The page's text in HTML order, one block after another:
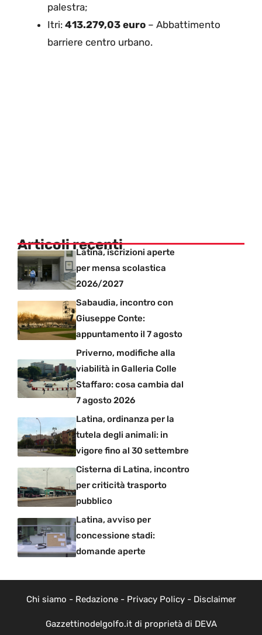
palestra;
Itri: 413.279,03 euro – Abbattimento
barriere centro urbano.
Articoli recentiLatina, iscrizioni aperte
per mensa scolastica
2026/2027
Sabaudia, incontro con
Giuseppe Conte:
appuntamento il 7 agosto
Priverno, modifiche alla
viabilità in Galleria Colle
Staffaro: cosa cambia dal
7 agosto 2026
Latina, ordinanza per la
tutela degli animali: in
vigore fino al 30 settembre
Cisterna di Latina, incontro
per criticità trasporto
pubblico
Latina, avviso per
concessione stadi:
domande aperte
Chi siamo - Redazione- Privacy Policy- Disclaimer
Gazzettinodelgolfo.it di proprietà di DEVA